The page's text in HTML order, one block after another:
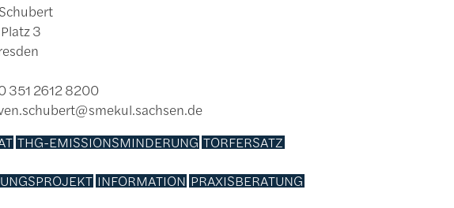
3
351 2612 8200
THG-EMISSIONSMINDERUNG TORFERSATZ
INFORMATION PRAXISBERATUNG